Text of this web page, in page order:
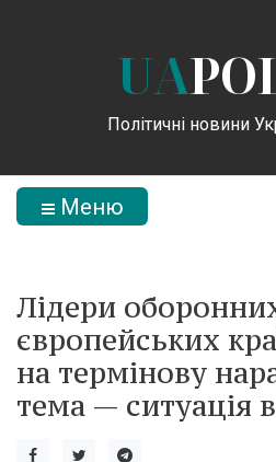
UA
Політичні новини
Меню
Лідери
європейських
на термінову
тема — ситуація